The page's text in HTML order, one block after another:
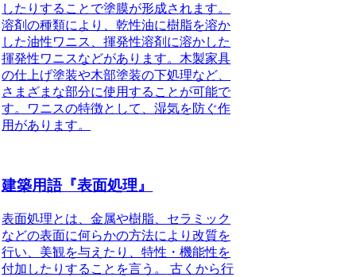
したりすることで塗膜が形成されます。
溶剤の種類により、乾性油に樹脂を溶か
した油性ワニス、揮発性溶剤に溶かした
揮発性ワニスなどがあります。木製家具
の仕上げ塗装や木部塗装の下処理など、
さまざまな部分に使用することが可能で
す。ワニスの特徴として、湿気を防ぐ作
用があります。
建築用語『表面処理』
表面処理とは、金属や樹脂、セラミック
などの表面に何らかの方法により改質を
行い、美観を与えたり、特性・機能性を
付加したりすることを言う。
古くから行